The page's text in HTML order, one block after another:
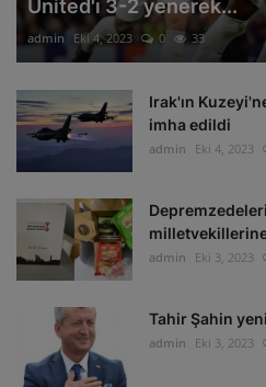
United'ı 3-2 yenerek...
admin Eki 4, 2023 0 33
Irak'ın
imha edildi
admin Eki 4, 2023
admin Eki 3, 2023
Tahir Şahin
admin Eki 3, 2023